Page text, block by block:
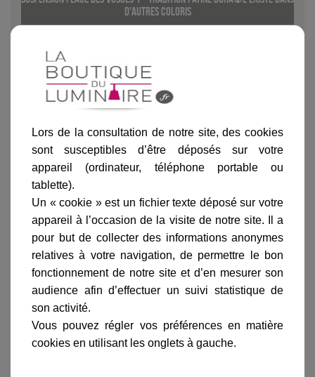
d'autres coloris
Noir Blanc Vert de gris
Ajouter au panier
Informations produit
livraison
Lors de la consultation de notre site, des cookies
sont susceptibles d’être déposés sur votre
appareil (ordinateur, téléphone portable ou
tablette).
Un « cookie » est un fichier texte déposé sur votre
appareil à l’occasion de la visite de notre site. Il a
pour but de collecter des informations anonymes
relatives à votre navigation, de permettre le bon
fonctionnement de notre site et d’en mesurer son
audience afin d’effectuer un suivi statistique de
son activité.
Vous pouvez régler vos préférences en matière
cookies en utilisant les onglets à gauche.